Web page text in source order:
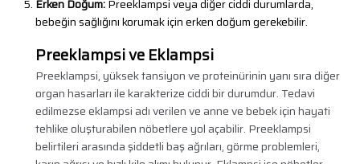
Erken Doğum:Preeklampsi veya diğer ciddi durumlarda,
bebeğin sağlığını korumak için erken doğum gerekebilir.
Preeklampsi ve Eklampsi
Preeklampsi, yüksek tansiyon ve proteinürinin yanı sıra diğer
organ hasarları ile karakterize ciddi bir durumdur. Tedavi
edilmezse eklampsi adı verilen ve anne ve bebek için hayati
tehlike oluşturabilen nöbetlere yol açabilir. Preeklampsi
belirtileri arasında şiddetli baş ağrıları, görme problemleri,